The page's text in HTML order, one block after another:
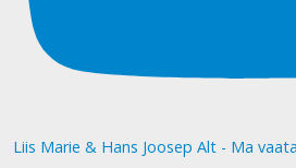
Liis Marie & Hans Joosep Alt - Ma